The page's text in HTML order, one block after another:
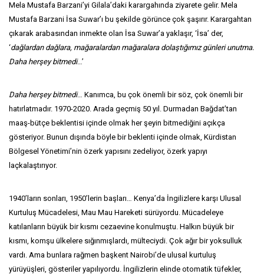
Mela Mustafa Barzani’yi Gilala’daki karargahında ziyarete gelir. Mela
Mustafa Barzani İsa Suwar’ı bu şekilde görünce çok şaşırır. Karargahtan
çıkarak arabasından inmekte olan İsa Suwar’a yaklaşır, ‘İsa’ der,
‘dağlardan dağlara, mağaralardan mağaralara dolaştığımız günleri unutma.
Daha herşey bitmedi…’
Daha herşey bitmedi… Kanımca, bu çok önemli bir söz, çok önemli bir
hatırlatmadır. 1970-2020. Arada geçmiş 50 yıl. Durmadan Bağdat’tan
maaş-bütçe beklentisi içinde olmak her şeyin bitmediğini açıkça
gösteriyor. Bunun dışında böyle bir beklenti içinde olmak, Kürdistan
Bölgesel Yönetimi’nin özerk yapısını zedeliyor, özerk yapıyı
laçkalaştırıyor.
1940’ların sonları, 1950’lerin başları… Kenya’da İngilizlere karşı Ulusal
Kurtuluş Mücadelesi, Mau Mau Hareketi sürüyordu. Mücadeleye
katılanların büyük bir kısmı cezaevine konulmuştu. Halkın büyük bir
kısmı, komşu ülkelere sığınmışlardı, mülteciydi. Çok ağır bir yoksulluk
vardı. Ama bunlara rağmen başkent Nairobi’de ulusal kurtuluş
yürüyüşleri, gösteriler yapılıyordu. İngilizlerin elinde otomatik tüfekler,